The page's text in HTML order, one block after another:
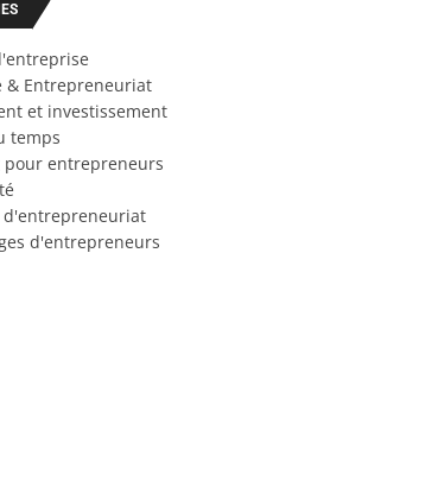
& Entrepreneuriat
et investissement
temps
pour entrepreneurs
d'entrepreneuriat
d'entrepreneurs